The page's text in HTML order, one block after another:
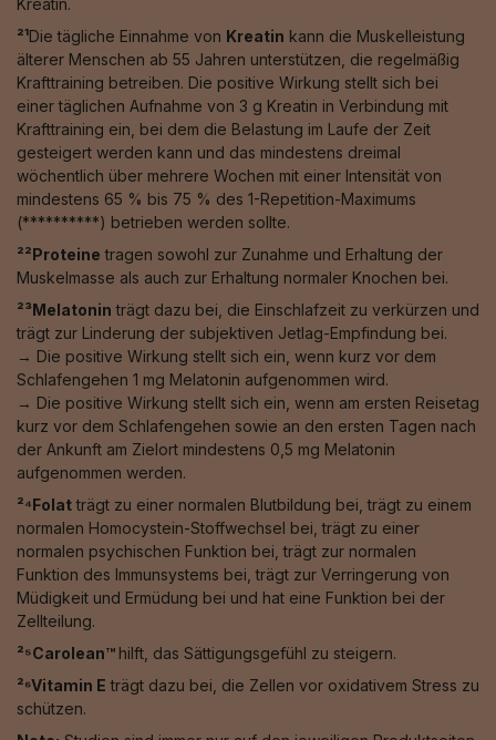
Kreatin.
²¹Die tägliche Einnahme von Kreatin kann die Muskelleistung
älterer Menschen ab 55 Jahren unterstützen, die regelmäßig
Krafttraining betreiben. Die positive Wirkung stellt sich bei
einer täglichen Aufnahme von 3 g Kreatin in Verbindung mit
Krafttraining ein, bei dem die Belastung im Laufe der Zeit
gesteigert werden kann und das mindestens dreimal
wöchentlich über mehrere Wochen mit einer Intensität von
mindestens 65 % bis 75 % des 1-Repetition-Maximums
(**********) betrieben werden sollte.
²²Proteine tragen sowohl zur Zunahme und Erhaltung der
Muskelmasse als auch zur Erhaltung normaler Knochen bei.
²³Melatonin trägt dazu bei, die Einschlafzeit zu verkürzen und
trägt zur Linderung der subjektiven Jetlag-Empfindung bei.
→ Die positive Wirkung stellt sich ein, wenn kurz vor dem
Schlafengehen 1 mg Melatonin aufgenommen wird.
→ Die positive Wirkung stellt sich ein, wenn am ersten Reisetag
kurz vor dem Schlafengehen sowie an den ersten Tagen nach
der Ankunft am Zielort mindestens 0,5 mg Melatonin
aufgenommen werden.
²⁴Folatträgt zu einer normalen Blutbildung bei, trägt zu einem
normalen Homocystein-Stoffwechsel bei, trägt zu einer
normalen psychischen Funktion bei, trägt zur normalen
Funktion des Immunsystems bei, trägt zur Verringerung von
Müdigkeit und Ermüdung bei und hat eine Funktion bei der
Zellteilung.
²⁵Carolean™️ hilft, das Sättigungsgefühl zu steigern.
²⁶Vitamin E trägt dazu bei, die Zellen vor oxidativem Stress zu
schützen.